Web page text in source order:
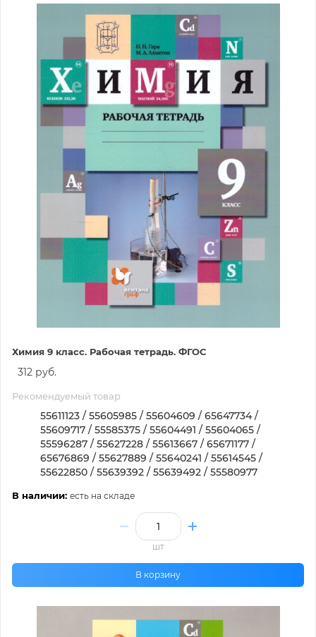
Химия 9 класс. Рабочая тетрадь. ФГОС
312 руб.
Рекомендуемый товар
55611123 / 55605985 / 55604609 / 65647734 /
55609717 / 55585375 / 55604491 / 55604065 /
55596287 / 55627228 / 55613667 / 65671177 /
65676869 / 55627889 / 55640241 / 55614545 /
55622850 / 55639392 / 55639492 / 55580977
В наличии: есть на складе
шт
В корзину